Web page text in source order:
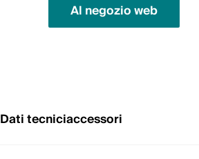
Al negozio web
Dati tecniciaccessori